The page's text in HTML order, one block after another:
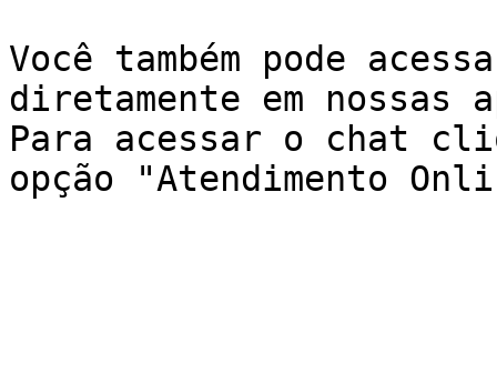
Você também pode
diretamente em nossas
Para acessar o chat